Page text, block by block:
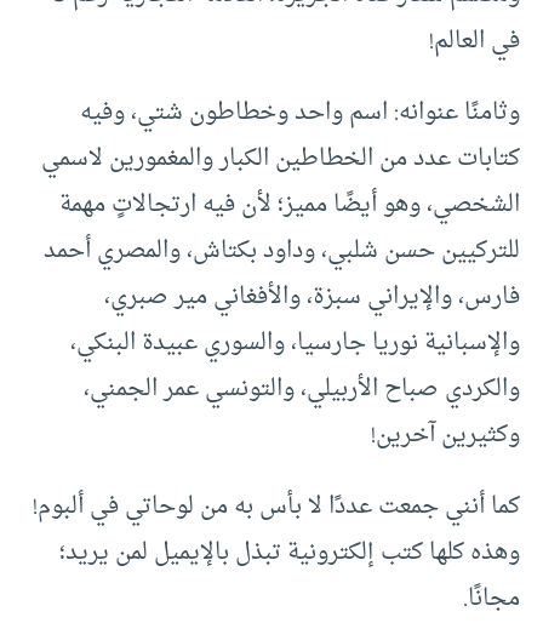
في العالم!
وثامنًا عنوانه: اسم واحد وخطاطون شتي، وفيه
كتابات عدد من الخطاطين الكبار والمغمورين لاسمي
الشخصي، وهو أيضًا مميز؛ لأن فيه ارتجالاتٍ مهمة
للتركيين حسن شلبي، وداود بكتاش، والمصري أحمد
فارس، والإيراني سبزة، والأفغاني مير صبري،
والإسبانية نوريا جارسيا، والسوري عبيدة البنكي،
والكردي صباح الأربيلي، والتونسي عمر الجمني،
وكثيرين آخرين!
كما أنني جمعت عددًا لا بأس به من لوحاتي في ألبوم!
وهذه كلها كتب إلكترونية تبذل بالإيميل لمن يريد؛
مجانًا.